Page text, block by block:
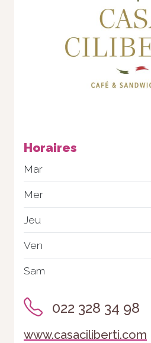
Horaires
Mar
Mer
Jeu
Ven
Sam
022 328 34 98
www.casaciliberti.com